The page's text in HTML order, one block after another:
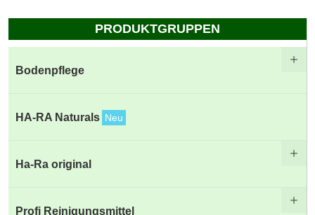
PRODUKTGRUPPEN
Bodenpflege
HA-RA Naturals Neu
Ha-Ra original
Profi Reinigungsmittel